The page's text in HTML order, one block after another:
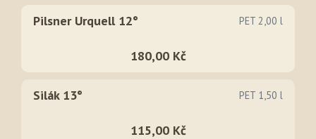
Pilsner Urquell 12° PET 2,00 l
180,00 Kč
Silák 13° PET 1,50 l
115,00 Kč